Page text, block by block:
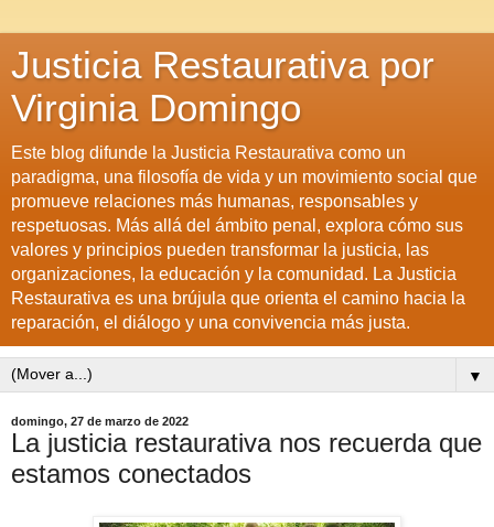
Justicia Restaurativa por
Virginia Domingo
Este blog difunde la Justicia Restaurativa como un
paradigma, una filosofía de vida y un movimiento social que
promueve relaciones más humanas, responsables y
respetuosas. Más allá del ámbito penal, explora cómo sus
valores y principios pueden transformar la justicia, las
organizaciones, la educación y la comunidad. La Justicia
Restaurativa es una brújula que orienta el camino hacia la
reparación, el diálogo y una convivencia más justa.
▼
domingo, 27 de marzo de 2022
La justicia restaurativa nos recuerda que
estamos conectados